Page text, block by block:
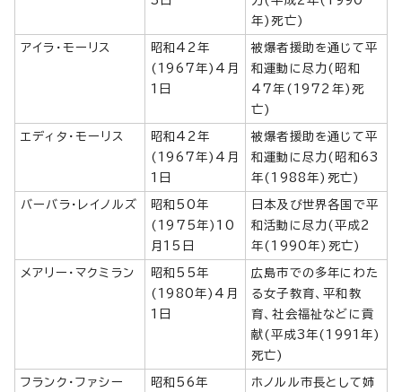
年)死亡)
アイラ・モーリス
昭和42年
(1967年)4月
1日
被爆者援助を通じて平
和運動に尽力(昭和
47年(1972年)死
亡)
エディタ・モーリス
昭和42年
(1967年)4月
1日
被爆者援助を通じて平
和運動に尽力(昭和63
年(1988年)死亡)
バーバラ・レイノルズ
昭和50年
(1975年)10
月15日
日本及び世界各国で平
和活動に尽力(平成2
年(1990年)死亡)
メアリー・マクミラン
昭和55年
(1980年)4月
1日
広島市での多年にわた
る女子教育、平和教
育、社会福祉などに貢
献(平成3年(1991年)
死亡)
フランク・ファシー
昭和56年
ホノルル市長として姉